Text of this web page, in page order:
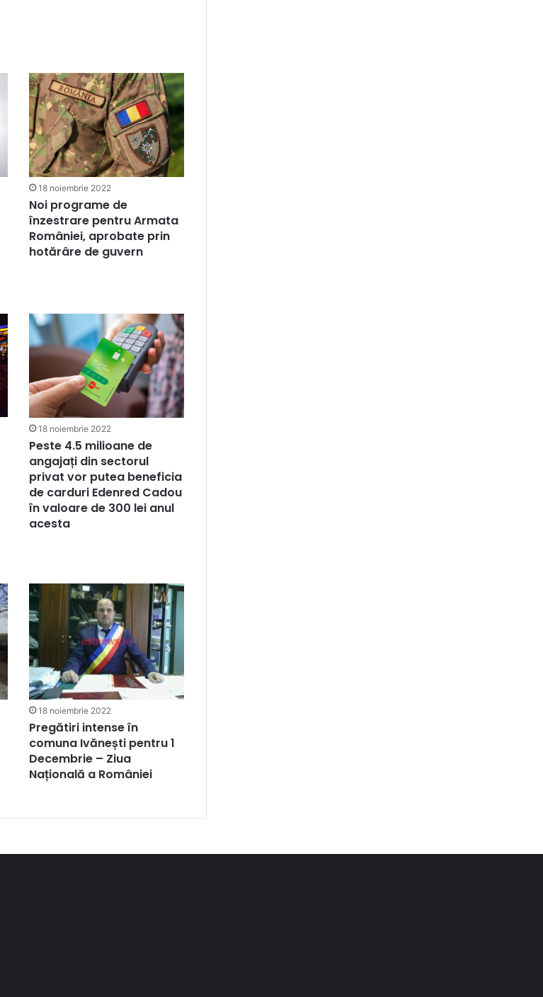
18 noiembrie 2022
Noi programe de
înzestrare pentru Armata
României, aprobate prin
hotărâre de guvern
18 noiembrie 2022
Peste 4.5 milioane de
angajați din sectorul
privat vor putea beneficia
de carduri Edenred Cadou
în valoare de 300 lei anul
acesta
18 noiembrie 2022
Pregătiri intense în
comuna Ivănești pentru 1
Decembrie – Ziua
Națională a României